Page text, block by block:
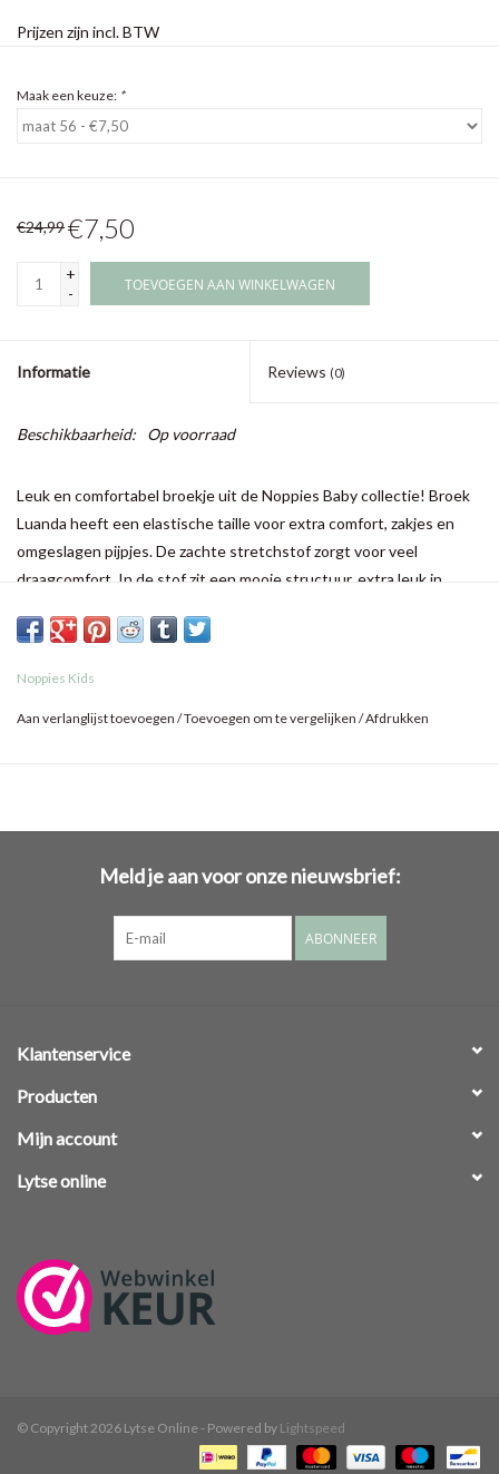
Prijzen zijn incl. BTW
Maak een keuze: *
€24,99€7,50
+
-
TOEVOEGEN AAN WINKELWAGEN
Informatie Reviews (0)
Beschikbaarheid: Op voorraad
Leuk en comfortabel broekje uit de Noppies Baby collectie! Broek
Luanda heeft een elastische taille voor extra comfort, zakjes en
omgeslagen pijpjes. De zachte stretchstof zorgt voor veel
draagcomfort. In de stof zit een mooie structuur, extra leuk in
Noppies Kids
Aan verlanglijst toevoegen /Toevoegen om te vergelijken /Afdrukken
Meld je aan voor onze nieuwsbrief:
ABONNEER
Klantenservice
Producten
Mijn account
Lytse online
© Copyright 2026 Lytse Online - Powered by Lightspeed